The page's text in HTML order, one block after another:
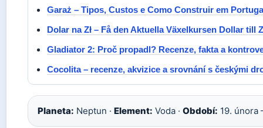
Garaż – Tipos, Custos e Como Construir em
Dolar na Zł – Få den Aktuella Växelkursen Dollar till
Gladiator 2: Proč propadl? Recenze, fakta a
Cocolita – recenze, akvizice a srovnání s českými
Planeta: Neptun · Element: Voda · Období: 19. února